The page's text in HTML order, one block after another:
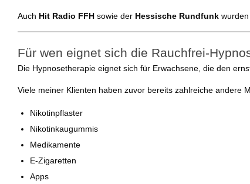
Auch Hit Radio FFH sowie der Hessische Rundfunk
Für wen eignet sich die Rauchfrei-
Die Hypnosetherapie eignet sich für Erwachsene, die den
Viele meiner Klienten haben zuvor bereits zahlreiche andere
Nikotinpflaster
Nikotinkaugummis
Medikamente
E-Zigaretten
Apps